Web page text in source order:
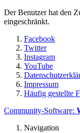
Der Benutzer hat den
eingeschränkt.
Facebook
Twitter
Instagram
YouTube
Impressum
Häufig gestellte
Community-Software:
Navigation